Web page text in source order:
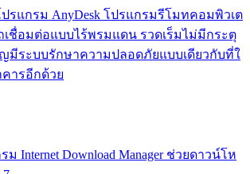
รแกรม AnyDesk โปรแกรมรีโมทคอมพิวเต
เชื่อมต่อแบบไร้พรมแดน รวดเร็มไม่มีกระตุ
มีระบบรักษาความปลอดภัยแบบเดียวกับที่ใ
ารอีกด้วย
ม Internet Download Manager ช่วยดาวน์โห